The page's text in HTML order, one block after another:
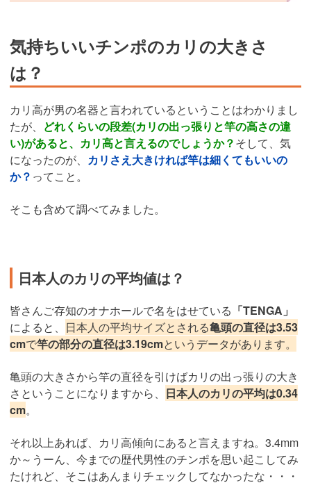
気持ちいいチンポのカリの大きさ
は？
カリ高が男の名器と言われているということはわかりまし
たが、 どれくらいの段差(カリの出っ張りと竿の高さの違
い)があると、カリ高と言えるのでしょうか？そして、気
になったのが、 カリさえ大きければ竿は細くてもいいの
か？ ってこと。
そこも含めて調べてみました。
日本人のカリの平均値は？
皆さんご存知のオナホールで名をはせている 「TENGA」
によると 、 日本人の平均サイズとされる亀頭の直径は3.53
cmで竿の部分の直径は3.19cmというデータがあります。
亀頭の大きさから竿の直径を引けばカリの出っ張りの大き
さということになりますから、 日本人のカリの平均は0.34
cm。
それ以上あれば、カリ高傾向にあると言えますね。3.4mm
か～うーん、今までの歴代男性のチンポを思い起こしてみ
たけれど、そこはあんまりチェックしてなかったな・・・